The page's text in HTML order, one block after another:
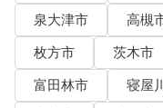
泉大津市
高槻
枚方市
茨木市
富田林市
寝屋